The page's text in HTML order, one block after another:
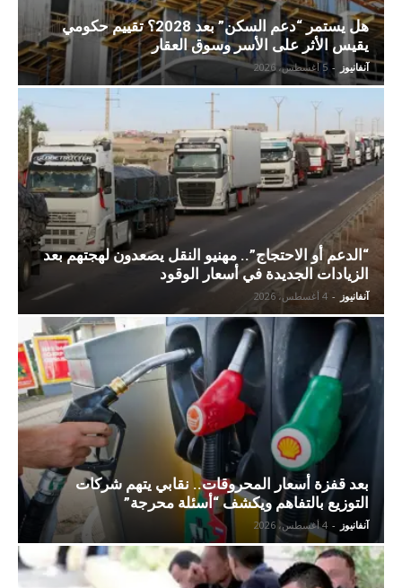
هل يستمر “دعم السكن” بعد 2028؟ تقييم حكومي
يقيس الأثر على الأسر وسوق العقار
آنفانيوز - 5 أغسطس، 2026
“الدعم أو الاحتجاج”.. مهنيو النقل يصعدون لهجتهم بعد
الزيادات الجديدة في أسعار الوقود
آنفانيوز - 4 أغسطس، 2026
بعد قفزة أسعار المحروقات.. نقابي يتهم شركات
التوزيع بالتفاهم ويكشف “أسئلة محرجة”
آنفانيوز - 4 أغسطس، 2026